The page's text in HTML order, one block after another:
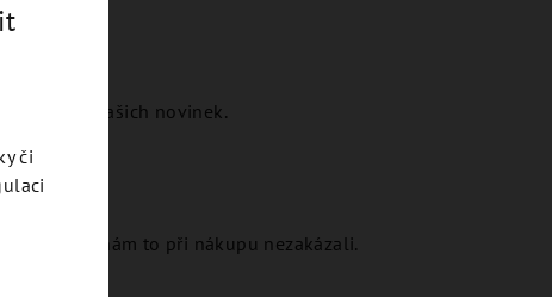
rozesílku našich novinek.
jste nám to při nákupu nezakázali.
či